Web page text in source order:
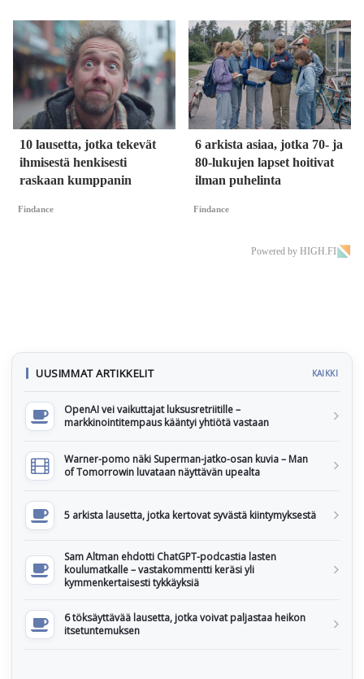
10 lausetta, jotka tekevät
ihmisestä henkisesti
raskaan kumppanin
Findance
6 arkista asiaa, jotka 70- ja
80-lukujen lapset hoitivat
ilman puhelinta
Findance
Powered by HIGH.FI
UUSIMMAT ARTIKKELIT KAIKKI
OpenAI vei vaikuttajat luksusretriitille –
markkinointitempaus kääntyi yhtiötä vastaan
Warner-pomo näki Superman-jatko-osan kuvia – Man
of Tomorrowin luvataan näyttävän upealta
5 arkista lausetta, jotka kertovat syvästä kiintymyksestä
Sam Altman ehdotti ChatGPT-podcastia lasten
koulumatkalle – vastakommentti keräsi yli
kymmenkertaisesti tykkäyksiä
6 töksäyttävää lausetta, jotka voivat paljastaa heikon
itsetuntemuksen